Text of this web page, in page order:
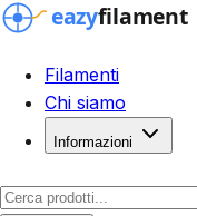
Filamenti
Chi siamo
Informazioni